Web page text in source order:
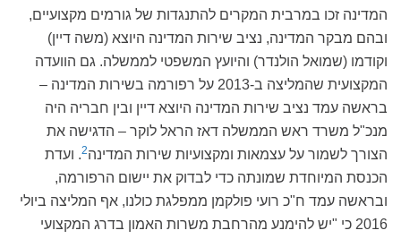
המדינה זכו במרבית המקרים להתנגדות של גורמים מקצועיים,
ובהם מבקר המדינה, נציב שירות המדינה היוצא (משה דיין)
וקודמו (שמואל הולנדר) והיועץ המשפטי לממשלה. גם הוועדה
המקצועית שהמליצה ב-2013 על רפורמה בשירות המדינה –
בראשה עמד נציב שירות המדינה היוצא דיין ובין חבריה היה
מנכ"ל משרד ראש הממשלה דאז הראל לוקר – הדגישה את
הצורך לשמור על עצמאות ומקצועיות שירות המדינה2
. ועדת
הכנסת המיוחדת שמונתה כדי לבדוק את יישום הרפורמה,
ובראשה עמד ח"כ רועי פולקמן ממפלגת כולנו, אף המליצה ביולי
2016 כי "יש להימנע מהרחבת משרות האמון בדרג המקצועי